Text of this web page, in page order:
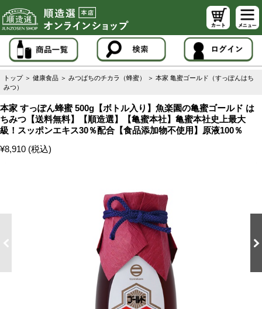
トップ ＞ 健康食品 ＞ みつばちのチカラ（蜂蜜） ＞ 本家 亀蜜ゴールド（すっぽんはち
みつ）
本家 すっぽん蜂蜜 500g【ボトル入り】魚楽園の亀蜜ゴールド は
ちみつ【送料無料】【順造選】【亀蜜本社】亀蜜本社史上最大
級！スッポンエキス30％配合【食品添加物不使用】原液100％
¥8,910 (税込)